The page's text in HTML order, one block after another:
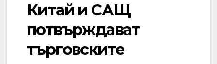
Китай и САЩ
потвърждават
търговските